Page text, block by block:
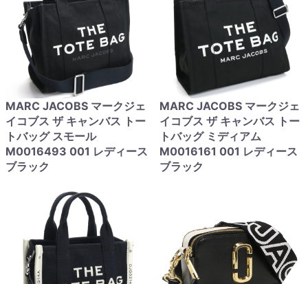
MARC JACOBS マークジェ
イコブス ザ キャンバス トー
トバッグ スモール
M0016493 001 レディース
ブラック
MARC JACOBS マークジェ
イコブス ザ キャンバス トー
トバッグ ミディアム
M0016161 001 レディース
ブラック